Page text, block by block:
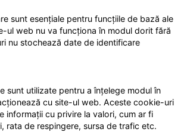
sunt esențiale pentru funcțiile de bază ale
ul web nu va funcționa în modul dorit fără
nu stochează date de identificare
sunt utilizate pentru a înțelege modul în
cu site-ul web. Aceste cookie-uri
informații cu privire la valori, cum ar fi
rata de respingere, sursa de trafic etc.